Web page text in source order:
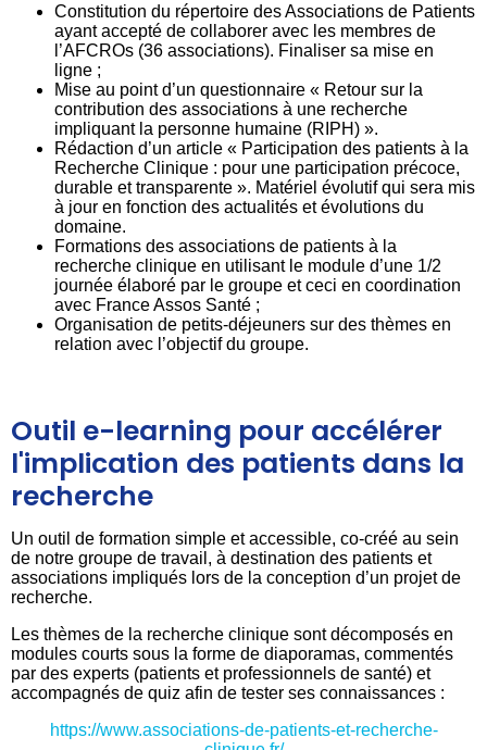
Constitution du répertoire des Associations de Patients
ayant accepté de collaborer avec les membres de
l’AFCROs (36 associations). Finaliser sa mise en
ligne ;
Mise au point d’un questionnaire « Retour sur la
contribution des associations à une recherche
impliquant la personne humaine (RIPH) ».
Rédaction d’un article « Participation des patients à la
Recherche Clinique : pour une participation précoce,
durable et transparente ». Matériel évolutif qui sera mis
à jour en fonction des actualités et évolutions du
domaine.
Formations des associations de patients à la
recherche clinique en utilisant le module d’une 1/2
journée élaboré par le groupe et ceci en coordination
avec France Assos Santé ;
Organisation de petits-déjeuners sur des thèmes en
relation avec l’objectif du groupe.
Outil e-learning pour accélérer
l'implication des patients dans la
recherche
Un outil de formation simple et accessible, co-créé au sein
de notre groupe de travail, à destination des patients et
associations impliqués lors de la conception d’un projet de
recherche.
Les thèmes de la recherche clinique sont décomposés en
modules courts sous la forme de diaporamas, commentés
par des experts (patients et professionnels de santé) et
accompagnés de quiz afin de tester ses connaissances :
https://www.associations-de-patients-et-recherche-